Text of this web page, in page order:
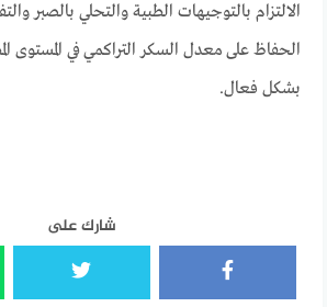
الالتزام بالتوجيهات الطبية والتحلي بالصبر
الحفاظ على معدل السكر التراكمي في المستوى
بشكل فعال.
شارك على